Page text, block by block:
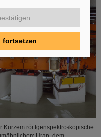
Kurzem röntgenspektroskopische
fortsetzen